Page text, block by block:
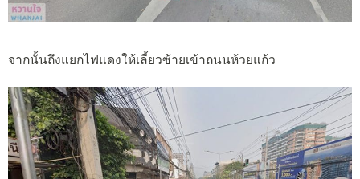
จากนั้นถึงแยกไฟแดงให้เลี้ยวซ้ายเข้าถนนห้วยแก้ว